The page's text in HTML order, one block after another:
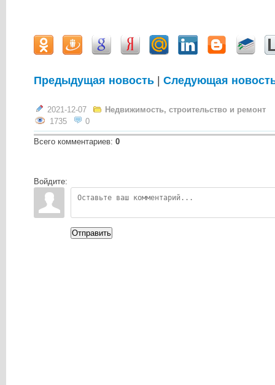
Предыдущая новость | Следующая
2021-12-07
Недвижимость, строительство и ремонт
1735
0
Всего комментариев: 0
Войдите:
Отправить